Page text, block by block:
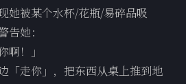
她被某个水杯/花瓶/易碎品吸
告她：
啊！」
「走你」，把东西从桌上推到地